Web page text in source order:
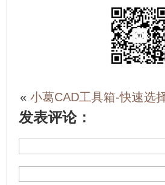
« 小葛CAD工具箱-快速选
发表评论：